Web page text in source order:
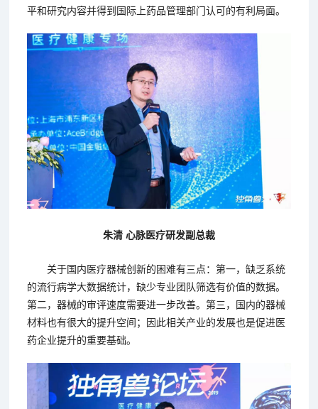
平和研究内容并得到国际上药品管理部门认可的有利局面。
朱清 心脉医疗研发副总裁
关于国内医疗器械创新的困难有三点：第一，缺乏系统
的流行病学大数据统计，缺少专业团队筛选有价值的数据。
第二，器械的审评速度需要进一步改善。第三，国内的器械
材料也有很大的提升空间；因此相关产业的发展也是促进医
药企业提升的重要基础。